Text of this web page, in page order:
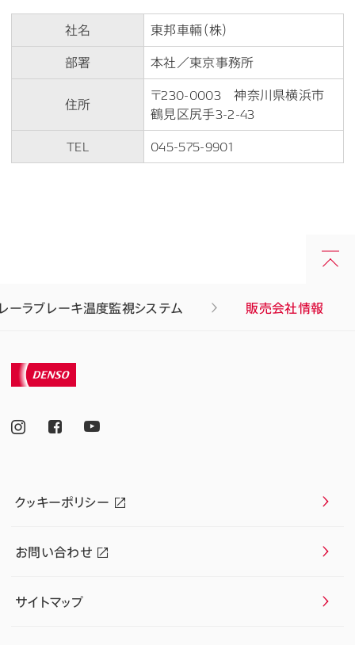
社名
東邦車輛（株）
部署
本社／東京事務所
住所
〒230-0003 神奈川県横浜市
鶴見区尻手3-2-43
TEL
045-575-9901
ーラブレーキ温度監視システム 販売会社情報
クッキーポリシー
お問い合わせ
サイトマップ